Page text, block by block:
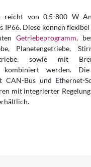
reicht von 0,5-800 W
IP66. Diese können
Getriebeprogramm,
Planetengetriebe,
sowie mit
kombiniert werden. Die
CAN-Bus und Ethernet-
mit integrierter